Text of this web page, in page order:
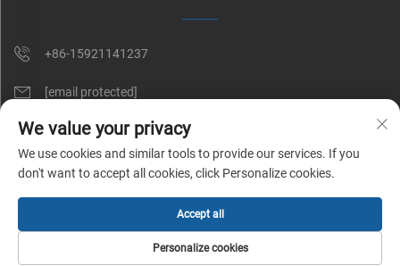
+86-15921141237
[email protected]
RM 602, NO. 1509, CAOAN ROAD, SHANGHAI, CHINE
Copyright © Shunnai Belting (Shanghai) Co., Ltd. Tous droits réservés |
Politique de confidentialité
We value your privacy
We use cookies and similar tools to provide our services. If you
don't want to accept all cookies, click Personalize cookies.
Personalize cookies
Accept all